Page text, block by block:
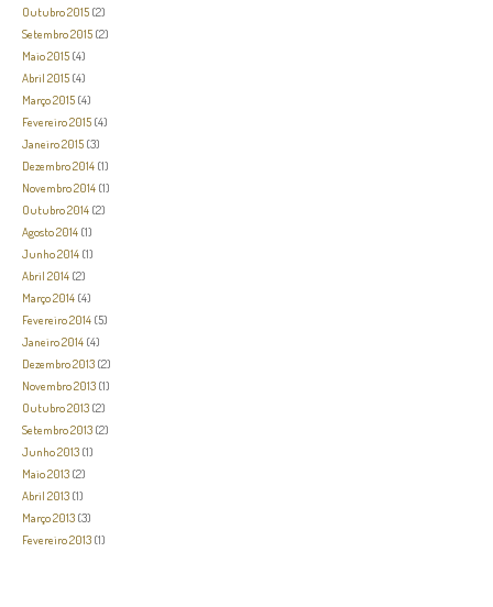
Outubro 2015 (2)
Setembro 2015 (2)
Maio 2015 (4)
Abril 2015 (4)
Março 2015 (4)
Fevereiro 2015 (4)
Janeiro 2015 (3)
Dezembro 2014 (1)
Novembro 2014 (1)
Outubro 2014 (2)
Agosto 2014 (1)
Junho 2014 (1)
Abril 2014 (2)
Março 2014 (4)
Fevereiro 2014 (5)
Janeiro 2014 (4)
Dezembro 2013 (2)
Novembro 2013 (1)
Outubro 2013 (2)
Setembro 2013 (2)
Junho 2013 (1)
Maio 2013 (2)
Abril 2013 (1)
Março 2013 (3)
Fevereiro 2013 (1)